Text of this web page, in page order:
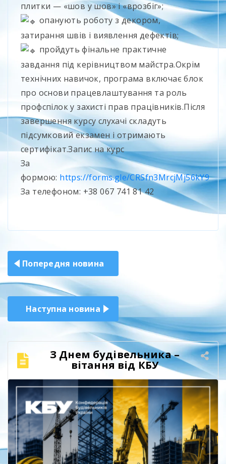
плитки — «шов у шов» і «врозбіг»;
опанують роботу з декором,
затирання швів і виявлення дефектів;
пройдуть фінальне практичне
завдання під керівництвом майстра.Окрім
технічних навичок, програма включає блок
про основи працевлаштування та роль
профспілок у захисті прав працівників.Після
завершення курсу слухачі складуть
підсумковий екзамен і отримають
сертифікат.Запис на курс
За
формою: https://forms.gle/CRSfn3MrcjMj56kY9
За телефоном: +38 067 741 81 42
Навігація
записів
Попередня новина
Наступна новина
З Днем будівельника –
вітання від КБУ